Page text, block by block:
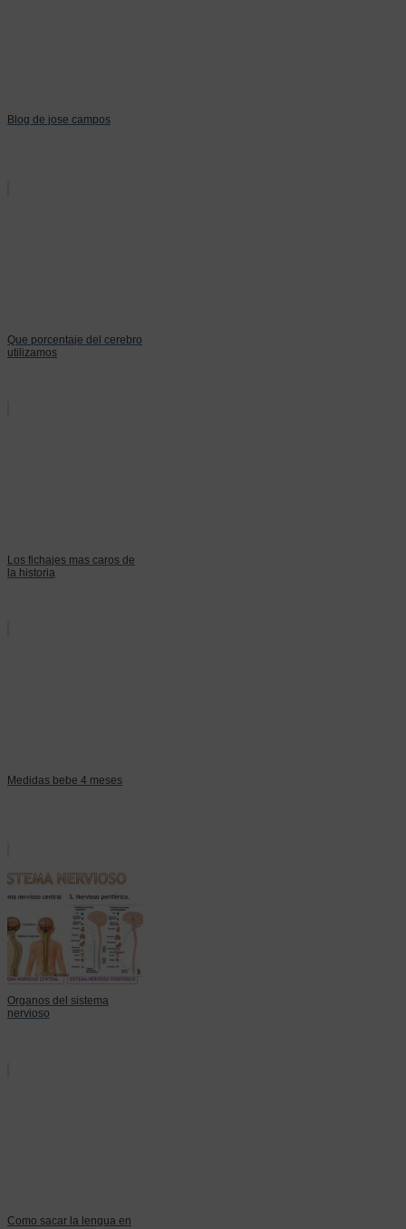
Blog de jose campos
Que porcentaje del cerebro
utilizamos
Los fichajes mas caros de
la historia
Medidas bebe 4 meses
Organos del sistema
nervioso
Como sacar la lengua en